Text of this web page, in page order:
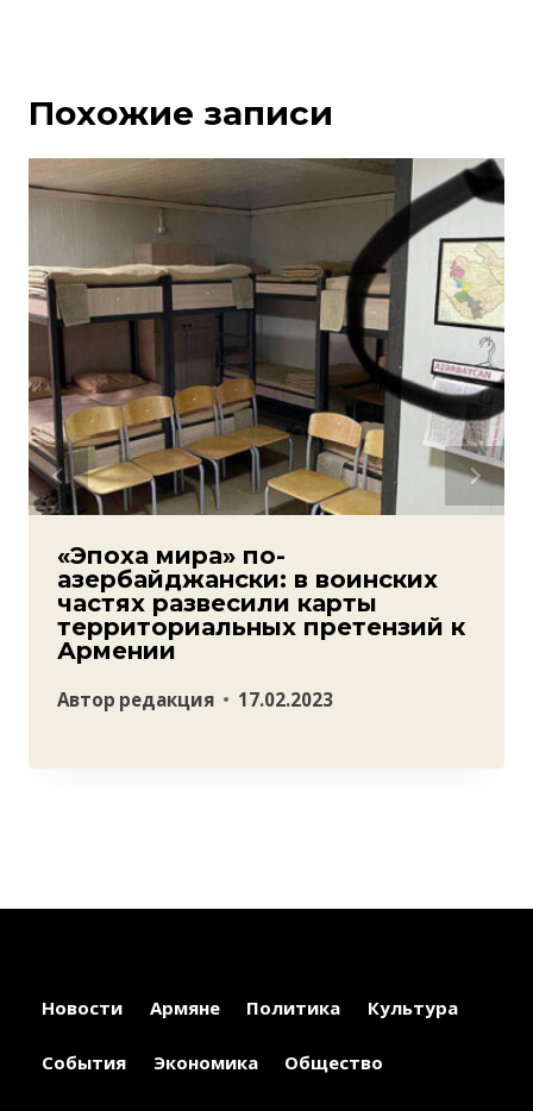
Похожие записи
«Эпоха мира» по-
азербайджански: в воинских
частях развесили карты
территориальных претензий к
Армении
Автор редакция 17.02.2023
Новости Армяне Политика Культура
События Экономика Общество